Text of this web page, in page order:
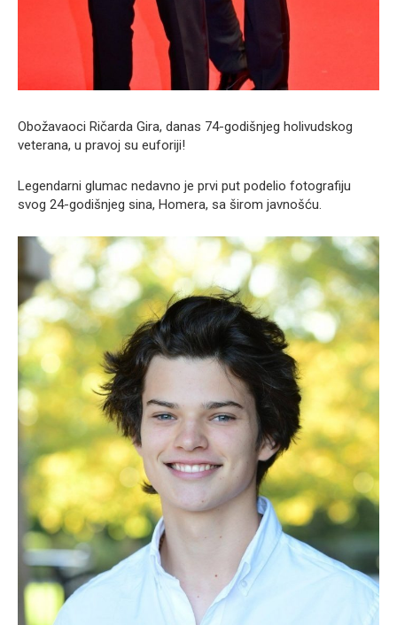
Obožavaoci Ričarda Gira, danas 74-godišnjeg holivudskog
veterana, u pravoj su euforiji!
Legendarni glumac nedavno je prvi put podelio fotografiju
svog 24-godišnjeg sina, Homera, sa širom javnošću.